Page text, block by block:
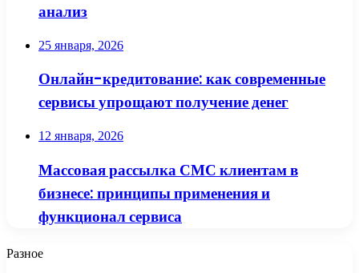
анализ
25 января, 2026
Онлайн-кредитование: как современные
сервисы упрощают получение денег
12 января, 2026
Массовая рассылка СМС клиентам в
бизнесе: принципы применения и
функционал сервиса
Разное